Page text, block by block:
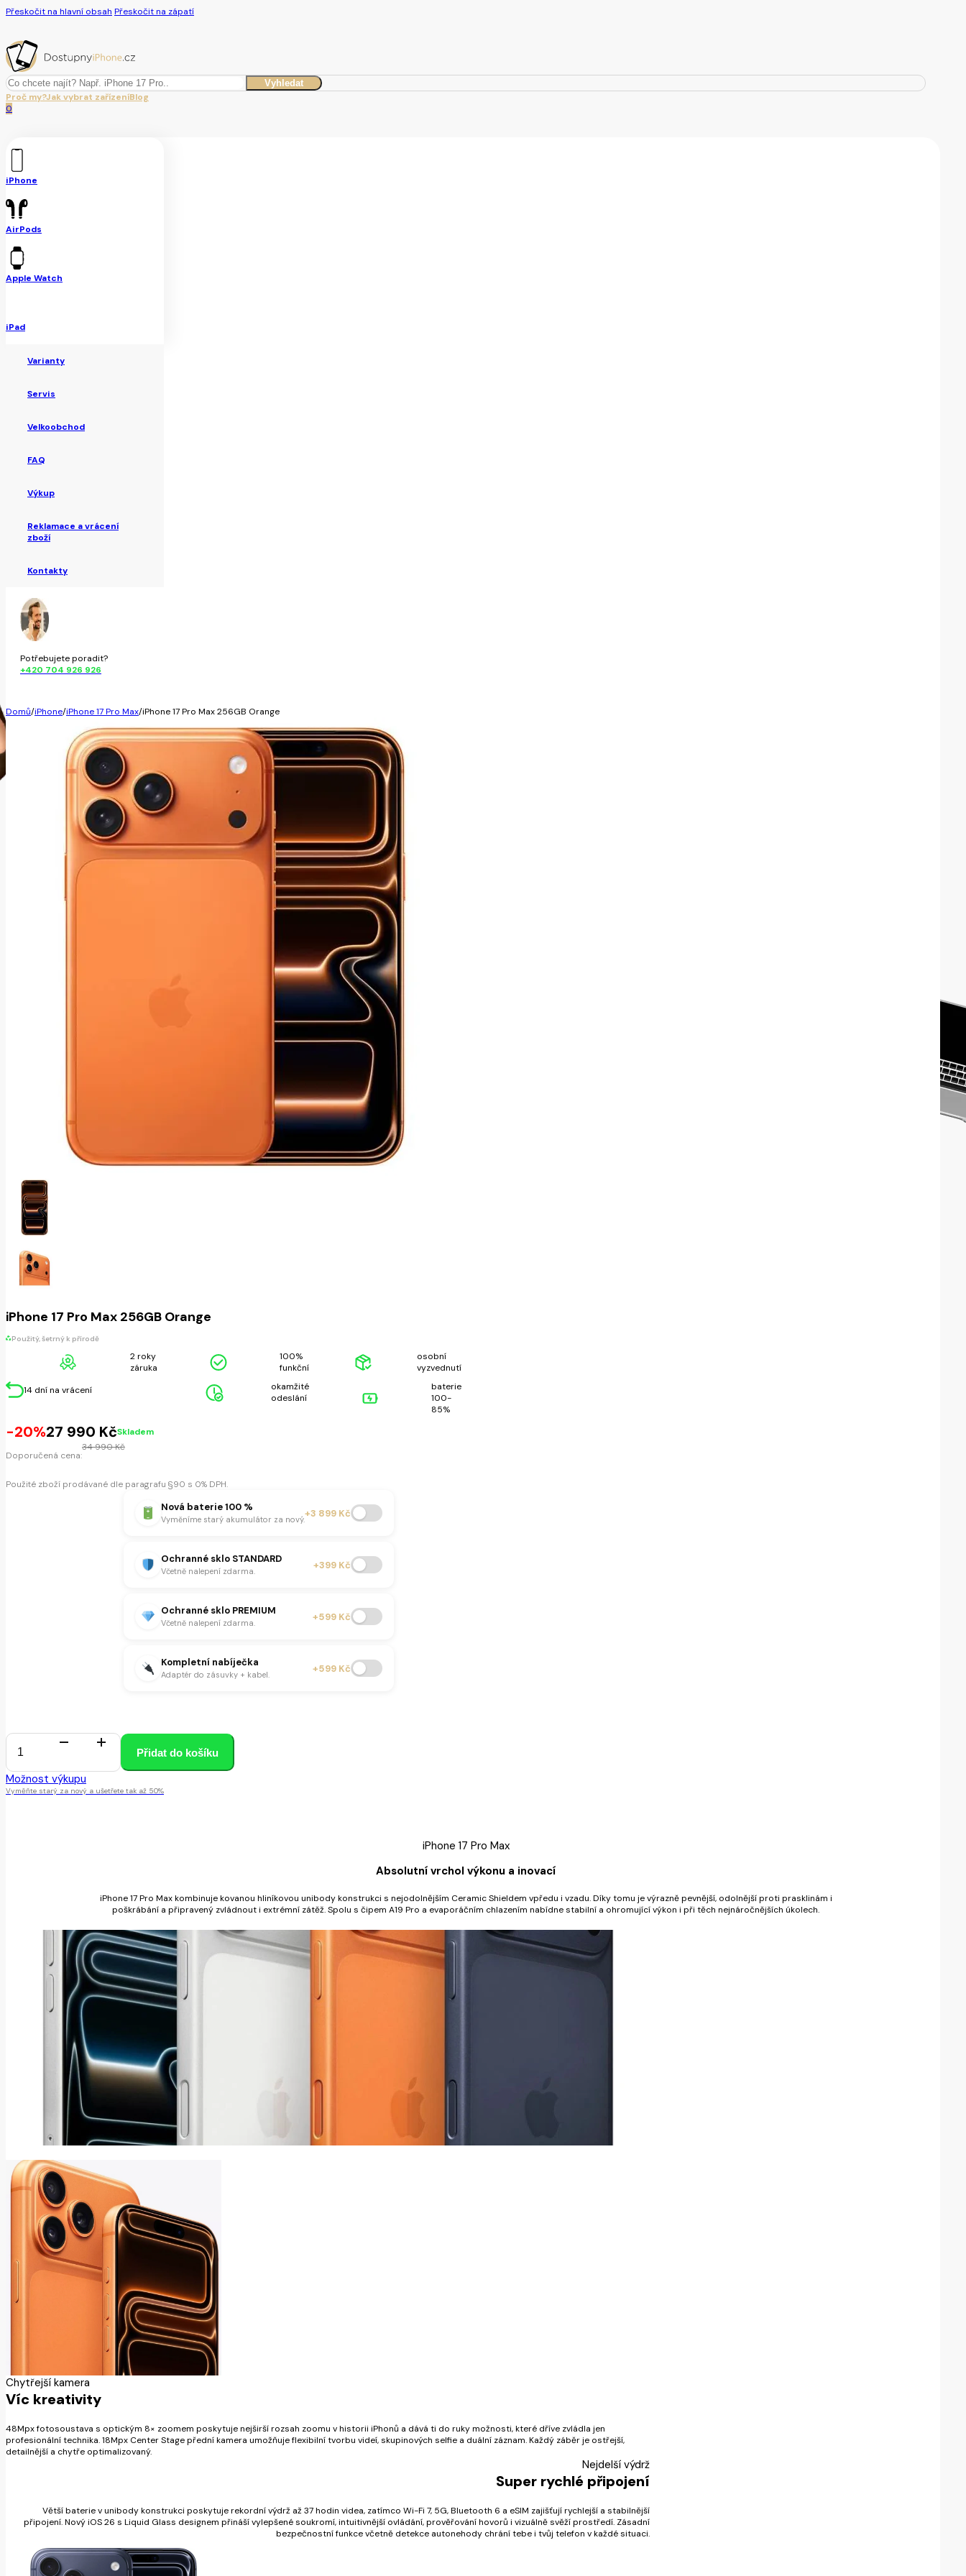
Přeskočit na hlavní obsah Přeskočit na zápatí
Hledat Vyhledat
Proč my?Jak vybrat zařízeníBlog
0
iPhone
AirPods
Apple Watch
iPad
Varianty
Servis
Velkoobchod
FAQ
Výkup
Reklamace a vrácení
zboží
Kontakty
Potřebujete poradit?
+420 704 926 926
Domů/iPhone/iPhone 17 Pro Max/iPhone 17 Pro Max 256GB Orange
iPhone 17 Pro Max 256GB Orange
Použitý, šetrný k přírodě
2 roky
záruka
100%
funkční
osobní
vyzvednutí
14 dní na vrácení
okamžité
odeslání
baterie
100-
85%
-20%Původní
cena
34
27 990 KčAktuální
cena
27
990 Kč.
Skladem
Doporučená cena:
34 990Kč
Použité zboží prodávané dle paragrafu §90 s 0% DPH.
Nová baterie 100 %
Vyměníme starý akumulátor za nový.+3 899 Kč
Ochranné sklo STANDARD
Včetně nalepení zdarma. +399 Kč
Ochranné sklo PREMIUM
Včetně nalepení zdarma. +599 Kč
Kompletní nabíječka
Adaptér do zásuvky + kabel. +599 Kč
iPhone
17
Pro
Max
Přidat do košíku
Možnost výkupu
Vyměňte starý za nový a ušetřete tak až 50%
iPhone 17 Pro Max
Absolutní vrchol výkonu a inovací
iPhone 17 Pro Max kombinuje kovanou hliníkovou unibody konstrukci s nejodolnějším Ceramic Shieldem vpředu i vzadu. Díky tomu je výrazně pevnější, odolnější proti prasklinám i
poškrábání a připravený zvládnout i extrémní zátěž. Spolu s čipem A19 Pro a evaporáčním chlazením nabídne stabilní a ohromující výkon i při těch nejnáročnějších úkolech.
Chytřejší kamera
Víc kreativity
48Mpx fotosoustava s optickým 8× zoomem poskytuje nejširší rozsah zoomu v historii iPhonů a dává ti do ruky možnosti, které dříve zvládla jen
profesionální technika. 18Mpx Center Stage přední kamera umožňuje flexibilní tvorbu videí, skupinových selfie a duální záznam. Každý záběr je ostřejší,
detailnější a chytře optimalizovaný.
Nejdelší výdrž
Super rychlé připojení
Větší baterie v unibody konstrukci poskytuje rekordní výdrž až 37 hodin videa, zatímco Wi-Fi 7, 5G, Bluetooth 6 a eSIM zajišťují rychlejší a stabilnější
připojení. Nový iOS 26 s Liquid Glass designem přináší vylepšené soukromí, intuitivnější ovládání, prověřování hovorů i vizuálně svěží prostředí. Zásadní
bezpečnostní funkce včetně detekce autonehody chrání tebe i tvůj telefon v každé situaci.